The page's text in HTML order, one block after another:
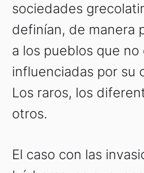
sociedades
definían, de manera
a los pueblos que no
influenciadas por su
Los raros, los
otros.
El caso con las